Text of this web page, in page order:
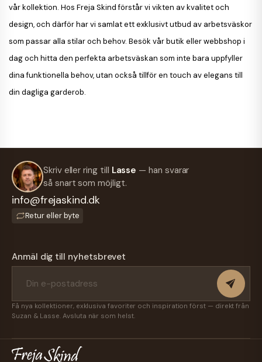
vår kollektion. Hos Freja Skind förstår vi vikten av kvalitet och
design, och därför har vi samlat ett exklusivt utbud av arbetsväskor
som passar alla stilar och behov. Besök vår butik eller webbshop i
dag och hitta den perfekta arbetsväskan som inte bara uppfyller
dina funktionella behov, utan också tillför en touch av elegans till
din dagliga garderob.
Skriv eller ring till Lasse — han svarar
så snart som möjligt.
info@frejaskind.dk
Retur eller byte
Anmäl dig till nyhetsbrevet
Få nya kollektioner, exklusiva favoriter och inspiration först — direkt från
Suzan & Lasse. Avsluta när som helst.